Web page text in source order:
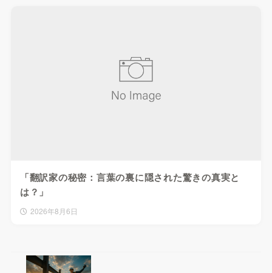
「翻訳家の秘密：言葉の裏に隠された驚きの真実と
は？」
2026年8月6日